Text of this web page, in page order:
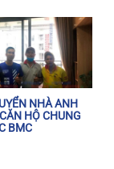
NHÀ ANH
HỘ CHUNG
BMC